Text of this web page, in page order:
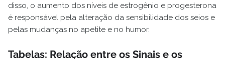
disso, o aumento dos níveis de estrogênio e progesterona
é responsável pela alteração da sensibilidade dos seios e
pelas mudanças no apetite e no humor.
Tabelas: Relação entre os Sinais e os